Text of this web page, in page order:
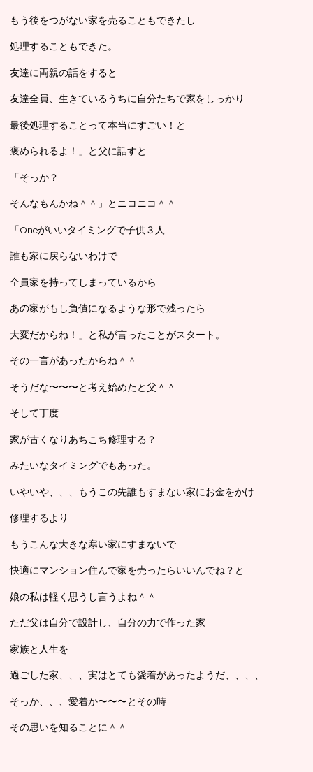
もう後をつがない家を売ることもできたし
処理することもできた。
友達に両親の話をすると
友達全員、生きているうちに自分たちで家をしっかり
最後処理することって本当にすごい！と
褒められるよ！」と父に話すと
「そっか？
そんなもんかね＾＾」とニコニコ＾＾
「Oneがいいタイミングで子供３人
誰も家に戻らないわけで
全員家を持ってしまっているから
あの家がもし負債になるような形で残ったら
大変だからね！」と私が言ったことがスタート。
その一言があったからね＾＾
そうだな〜〜〜と考え始めたと父＾＾
そして丁度
家が古くなりあちこち修理する？
みたいなタイミングでもあった。
いやいや、、、もうこの先誰もすまない家にお金をかけ
修理するより
もうこんな大きな寒い家にすまないで
快適にマンション住んで家を売ったらいいんでね？と
娘の私は軽く思うし言うよね＾＾
ただ父は自分で設計し、自分の力で作った家
家族と人生を
過ごした家、、、実はとても愛着があったようだ、、、、
そっか、、、愛着か〜〜〜とその時
その思いを知ることに＾＾